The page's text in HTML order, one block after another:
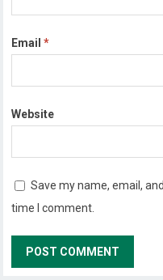
Email*
Website
Save my name, email,
time I comment.